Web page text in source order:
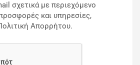
σχετικά με περιεχόμενο
και υπηρεσίες,
Απορρήτου.